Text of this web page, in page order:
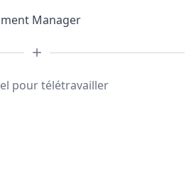
Manager
pour télétravailler